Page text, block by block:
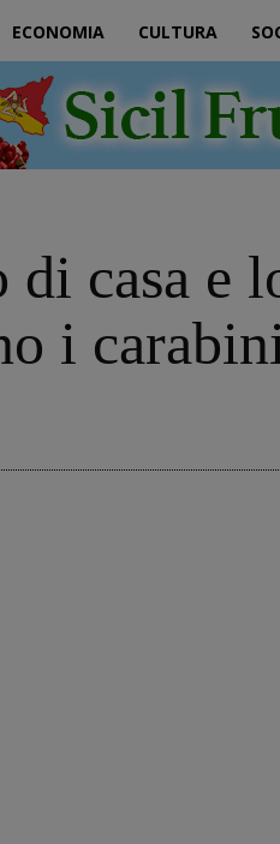
ECONOMIA CULTURA
casa e
i